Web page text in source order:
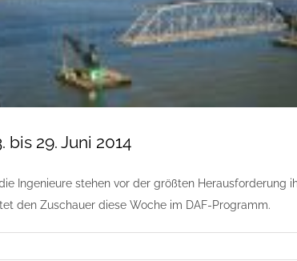
29. Juni 2014
Ingenieure stehen vor der größten Herausforderung
den Zuschauer diese Woche im DAF-Programm.